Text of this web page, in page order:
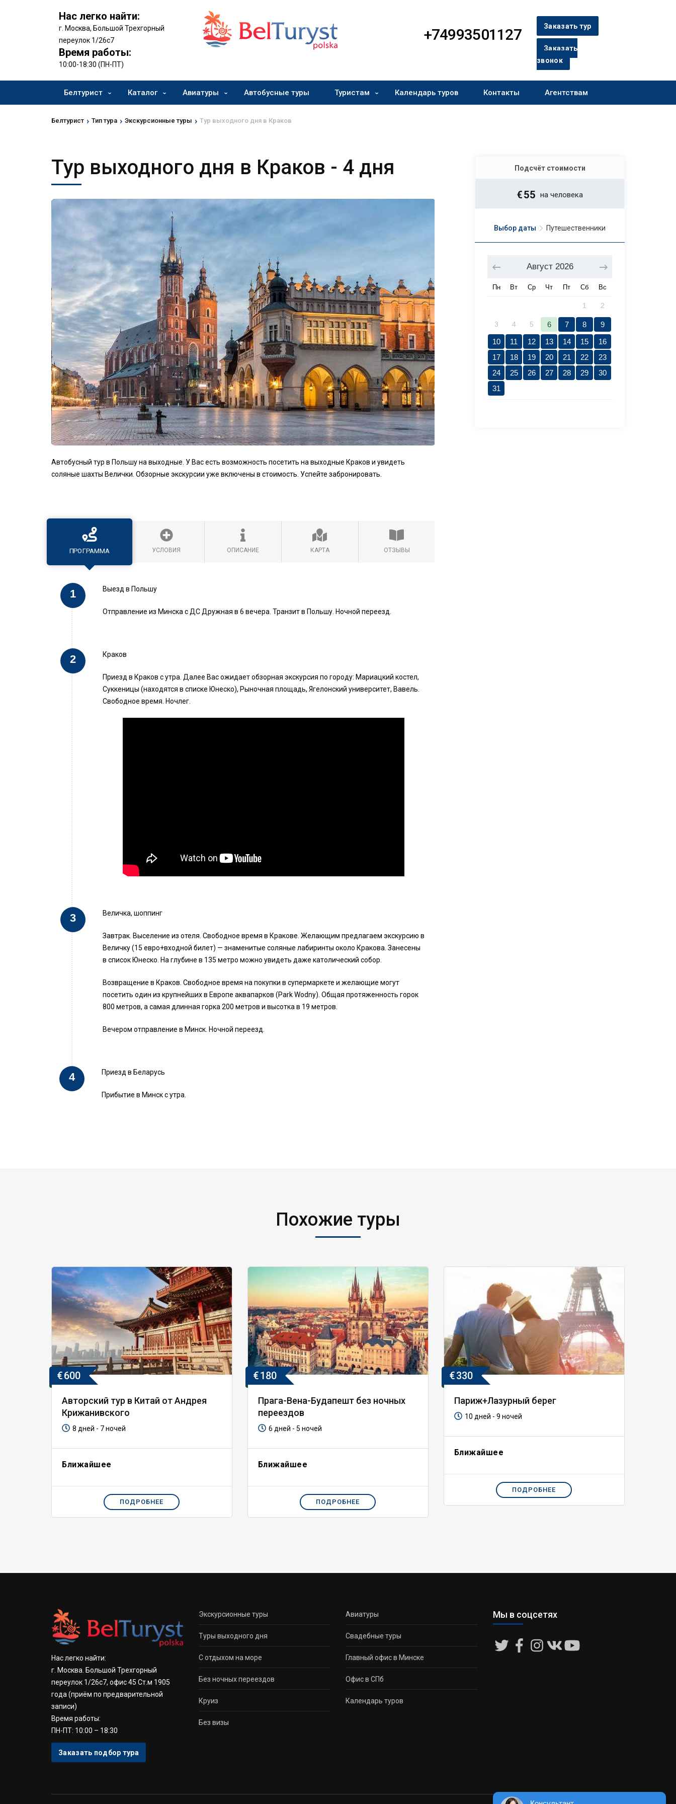
Нас легко найти:
г. Москва, Большой Трехгорный
переулок 1/26с7
Время работы:
10:00-18:30 (ПН-ПТ)
+74993501127 Заказать тур
Заказать
звонок
Белтурист Каталог Авиатуры Автобусные туры Туристам Календарь туров Контакты Агентствам
Белтурист › Тип тура › Экскурсионные туры › Тур выходного дня в Краков
Тур выходного дня в Краков - 4 дня
Автобусный тур в Польшу на выходные. У Вас есть возможность посетить на выходные Краков и увидеть
соляные шахты Велички. Обзорные экскурсии уже включены в стоимость. Успейте забронировать.
ПРОГРАММА УСЛОВИЯ ОПИСАНИЕ КАРТА ОТЗЫВЫ
Выезд в Польшу
Отправление из Минска с ДС Дружная в 6 вечера. Транзит в Польшу. Ночной переезд.
Краков
Приезд в Краков с утра. Далее Вас ожидает обзорная экскурсия по городу: Мариацкий костел,
Суккеницы (находятся в списке Юнеско), Рыночная площадь, Ягелонский университет, Вавель.
Свободное время. Ночлег.
Величка, шоппинг
Завтрак. Выселение из отеля. Свободное время в Кракове. Желающим предлагаем экскурсию в
Величку (15 евро+входной билет) — знаменитые соляные лабиринты около Кракова. Занесены
в список Юнеско. На глубине в 135 метро можно увидеть даже католический собор.
Возвращение в Краков. Свободное время на покупки в супермаркете и желающие могут
посетить один из крупнейших в Европе аквапарков (Park Wodny). Общая протяженность горок
800 метров, а самая длинная горка 200 метров и высотка в 19 метров.
Вечером отправление в Минск. Ночной переезд.
Приезд в Беларусь
Прибытие в Минск с утра.
Подсчёт стоимости
€55 на человека
Выбор даты Путешественники
Август 2026
Пн Вт Ср Чт Пт Сб Вс
1 2
3 4 5 6 7 8
9
10
11 12 13 14 15
16
17
18 19 20 21 22
23
24
25 26 27 28 29
30
31
Похожие туры
€600
Авторский тур в Китай от Андрея
Крижанивского
8 дней - 7 ночей
Ближайшее
ПОДРОБНЕЕ
€180
Прага-Вена-Будапешт без ночных
переездов
6 дней - 5 ночей
Ближайшее
ПОДРОБНЕЕ
€330
Париж+Лазурный берег
10 дней - 9 ночей
Ближайшее
ПОДРОБНЕЕ
Нас легко найти:
г. Москва. Большой Трехгорный
переулок 1/26с7, офис 45 Ст.м 1905
года (приём по предварительной
записи)
Время работы:
ПН-ПТ: 10:00 – 18:30
Заказать подбор тура
Экскурсионные туры
Туры выходного дня
С отдыхом на море
Без ночных переездов
Круиз
Без визы
Авиатуры
Свадебные туры
Главный офис в Минске
Офис в СПб
Календарь туров
Мы в соцсетях